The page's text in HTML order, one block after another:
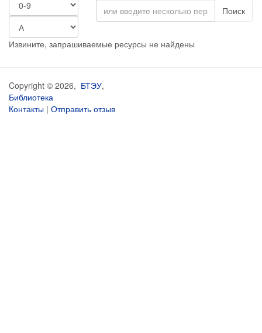
Поиск
Извините, запрашиваемые ресурсы не найдены
Copyright © 2026, БТЭУ,
Библиотека
Контакты | Отправить отзыв